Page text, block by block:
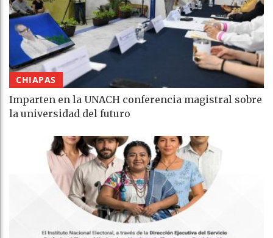
CHIAPAS
Imparten en la UNACH conferencia magistral sobre
la universidad del futuro